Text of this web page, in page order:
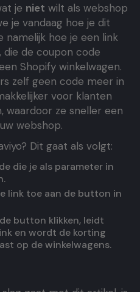
je niet wilt als webshop
je vandaag hoe je dit
namelijk hoe je een link
de coupon code
Shopify winkelwagen.
zelf geen code meer in
voor klanten
waardoor ze sneller een
webshop.
Dit gaat als volgt:
die je als parameter in
link toe aan de button in
button klikken, leidt
en wordt de korting
op de winkelwagens.